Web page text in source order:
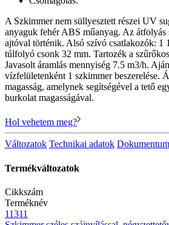
A Szkimmer nem süllyesztett részei UV
anyaguk fehér ABS műanyag. Az átfolyás
ajtóval történik. Alsó szívó csatlakozók: 1
túlfolyó csonk 32 mm. Tartozék a
Javasolt áramlás mennyiség 7.5 m3/h.
vízfelületenként 1 szkimmer beszerelése.
magasság, amelynek segítségével a tető
burkolat magasságával.
Hol vehetem meg?
Változatok Technikai adatok
Termékváltozatok
Cikkszám
Terméknév
11311